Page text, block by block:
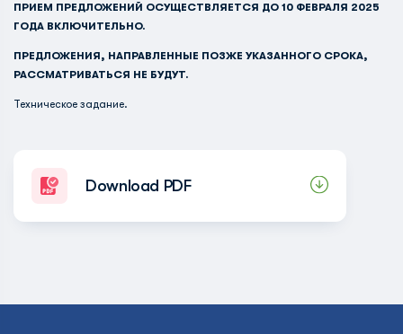
ПРИЕМ ПРЕДЛОЖЕНИЙ ОСУЩЕСТВЛЯЕТСЯ ДО 10 ФЕВРАЛЯ 2025
ГОДА ВКЛЮЧИТЕЛЬНО.
ПРЕДЛОЖЕНИЯ, НАПРАВЛЕННЫЕ ПОЗЖЕ УКАЗАННОГО СРОКА,
РАССМАТРИВАТЬСЯ НЕ БУДУТ.
Техническое задание.
Download PDF